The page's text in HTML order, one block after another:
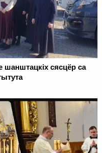
шанштацкіх сясцёр са